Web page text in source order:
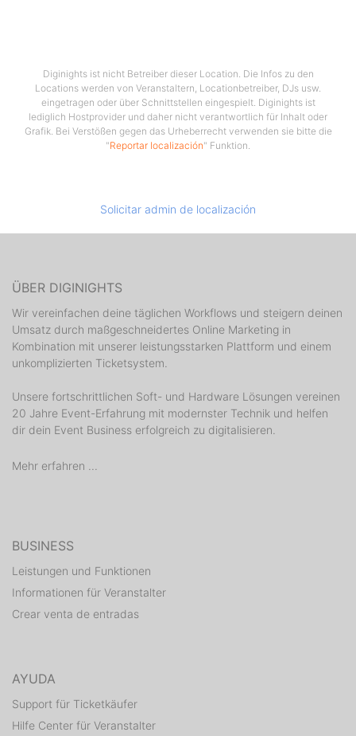
Diginights ist nicht Betreiber dieser Location. Die Infos zu den
Locations werden von Veranstaltern, Locationbetreiber, DJs usw.
eingetragen oder über Schnittstellen eingespielt. Diginights ist
lediglich Hostprovider und daher nicht verantwortlich für Inhalt oder
Grafik. Bei Verstößen gegen das Urheberrecht verwenden sie bitte die
"Reportar localización" Funktion.
Solicitar admin de localización
ÜBER DIGINIGHTS
Wir vereinfachen deine täglichen Workflows und steigern deinen
Umsatz durch maßgeschneidertes Online Marketing in
Kombination mit unserer leistungsstarken Plattform und einem
unkomplizierten Ticketsystem.
Unsere fortschrittlichen Soft- und Hardware Lösungen vereinen
20 Jahre Event-Erfahrung mit modernster Technik und helfen
dir dein Event Business erfolgreich zu digitalisieren.
Mehr erfahren ...
BUSINESS
Leistungen und Funktionen
Informationen für Veranstalter
Crear venta de entradas
AYUDA
Support für Ticketkäufer
Hilfe Center für Veranstalter